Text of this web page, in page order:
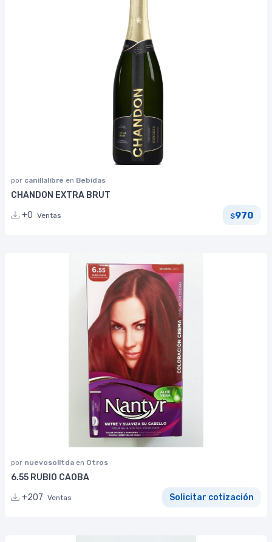
por canillalibre en Bebidas
CHANDON EXTRA BRUT
+0 Ventas $970
por nuevosolltda en Otros
6.55 RUBIO CAOBA
+207 Ventas Solicitar cotización